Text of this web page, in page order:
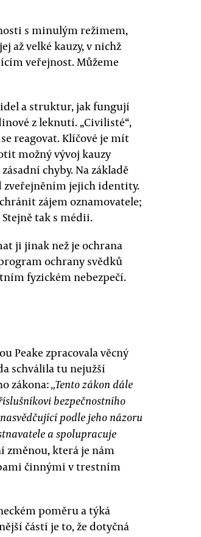
s minulým režimem,
až velké kauzy, v nichž
veřejnost. Můžeme
a struktur, jak fungují
z leknutí. „Civilisté“,
reagovat. Klíčové je mít
možný vývoj kauzy
chyby. Na základě
zveřejněním jejich identity.
zájem oznamovatele;
tak s médii.
ji jinak než je ochrana
ochrany svědků
fyzickém nebezpečí.
Peake zpracovala věcný
schválila tu nejužší
zákona:„Tento zákon dále
bezpečnostního
podle jeho názoru
a spolupracuje
změnou, která je nám
činnými v trestním
poměru a týká
částí je to, že dotyčná